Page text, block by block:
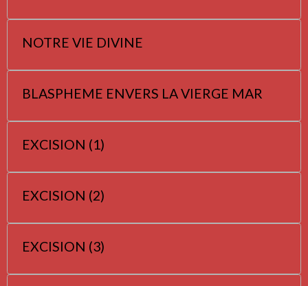
NOTRE VIE DIVINE
BLASPHEME ENVERS LA VIERGE MAR
EXCISION (1)
EXCISION (2)
EXCISION (3)